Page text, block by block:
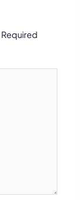
Required